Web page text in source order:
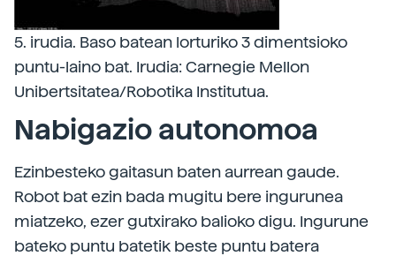
5. irudia. Baso batean lorturiko 3 dimentsioko
puntu-laino bat. Irudia: Carnegie Mellon
Unibertsitatea/Robotika Institutua.
Nabigazio autonomoa
Ezinbesteko gaitasun baten aurrean gaude.
Robot bat ezin bada mugitu bere ingurunea
miatzeko, ezer gutxirako balioko digu. Ingurune
bateko puntu batetik beste puntu batera